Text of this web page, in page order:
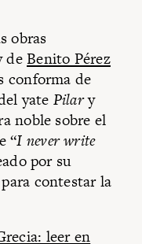
obras
deBenito Pérez
conforma de
yate Pilary
noble sobre el
“I never write
por su
contestar la
leer en